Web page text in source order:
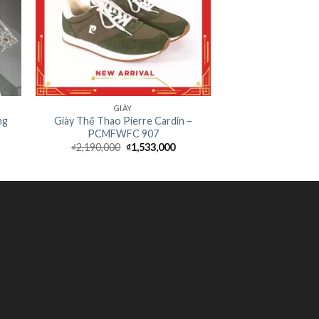
GIÀY
Giày Thể Thao Pierre Cardin –
PCMFWFC 907
₫2,190,000 ₫1,533,000